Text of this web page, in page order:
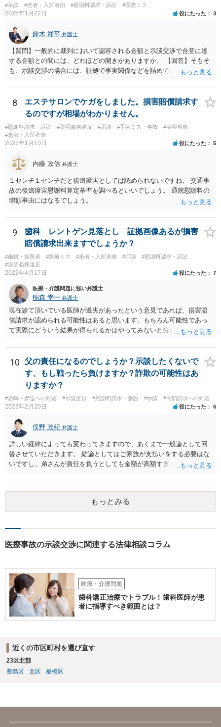
#示談 #患者・入所者側 #慰謝料請求・訴訟 #医療ミス
2025年1月22日 役にたった 3
鈴木 祥平 弁護士
【質問】一般的に裁判において認容される金額と示談交渉で合意に達
する金額との間には、どれほどの開きがありますか。 【回答】そもそ
も、示談交渉の場合には、証拠で事実関係などを詰めていないことが
程度にはなると思います。
8
エステサロンでケガをしました。損害賠償請求す
るのですが相場がわかりません。
#慰謝料請求・訴訟 #説明義務違反 #示談 #手術ミス・事故
#美容整形
#患者・入所者側
2025年1月10日 役にたった 5
内藤 政信 弁護士
１センチ１センチだと後遺障害としては認められないですね。 交通事
故の後遺障害慰謝料算定基準を調べるといいでしょう。 通院慰謝料の
増額事由にはなるでしょう。
9
歯科 レントゲン見落とし 証拠画像あるが損害
賠償請求出来ますでしょうか？
#歯科・歯医者 #医療ミス #患者・入所者側 #示談
#慰謝料請求・訴訟
#説明義務違反
2022年4月17日 役にたった 7
医療・介護問題に強い弁護士
稲森 幸一 弁護士
現在診て頂いている医師が過失があったという意見であれば、損害賠
償請求が認められる可能性はあると思います。もちろん可能性であっ
て実際にどういう結果が得られるかはやってみないと分かりません
療費や精神的苦痛を受けた分の慰謝料や仕事に影響があれば休業損害
などが考えられます。 頑張ってください。
10
父の責任になるのでしょうか？示談したくないで
す、もし戦ったら負けますか？詐欺の可能性はあ
りますか？
#恐喝・脅迫への対応 #示談交渉 #慰謝料請求・訴訟 #示談 #高額請求への対応
2023年2月20日 役にたった 6
俣野 政紀 弁護士
詳しい経緯によっても変わってきますので、あくまで一般論として回
答させていただきます。 結論としてはご家族が支払いをする必要はな
いですし、弟さんが責任を負うとしても金額が高額すぎます。 仮に弟
実だとしても責任を負うのは弟さんです。弟さんの詳しいご状況は分
かりませんが、現在お仕事をされて一人暮らしもできているというこ
とですから、自立施設にいたからといって責任無能力者ということに
はなりません。また、お父様が施設に入所させたことと今回の争いと
ない」として考える時間や弁護士に相談する時間を与えないことも怪
手の言っている事実がなければ詐欺ですので警察にもご相談くださ
い。施設の方には、「こちらも弁護士に相談します」と告げ、支払い
はせず、弁護士にご相談されることをお勧めします。 ご参考になれば
幸いです。
もっとみる
医療事故の示談交渉に関連する法律相談コラム
医療・介護問題
歯科矯正治療でトラブル！歯科医師が患
者に指導すべき範囲とは？
近くの市区町村を選び直す
23区北部
豊島区
北区 板橋区